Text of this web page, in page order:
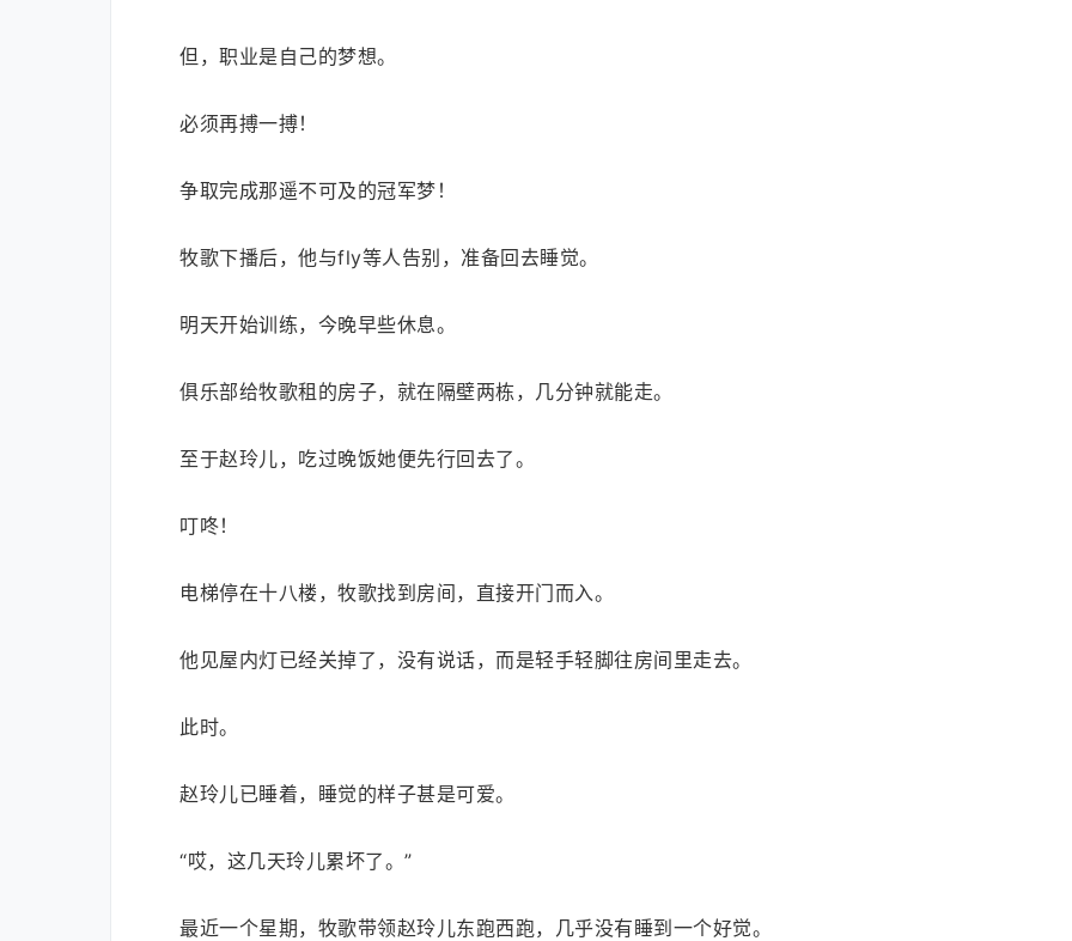
但，职业是自己的梦想。
必须再搏一搏！
争取完成那遥不可及的冠军梦！
牧歌下播后，他与fly等人告别，准备回去睡觉。
明天开始训练，今晚早些休息。
俱乐部给牧歌租的房子，就在隔壁两栋，几分钟就能走。
至于赵玲儿，吃过晚饭她便先行回去了。
叮咚！
电梯停在十八楼，牧歌找到房间，直接开门而入。
他见屋内灯已经关掉了，没有说话，而是轻手轻脚往房间里走去。
此时。
赵玲儿已睡着，睡觉的样子甚是可爱。
“哎，这几天玲儿累坏了。”
最近一个星期，牧歌带领赵玲儿东跑西跑，几乎没有睡到一个好觉。